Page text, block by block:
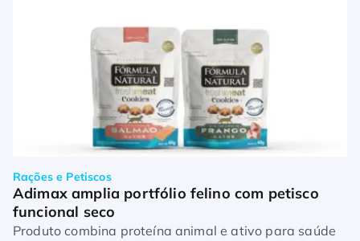
Rações e Petiscos
Adimax amplia portfólio felino com petisco
funcional seco
Produto combina proteína animal e ativo para saúde